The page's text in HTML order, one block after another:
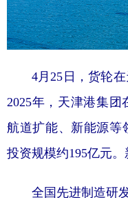
北京 天津
广东 广西
4月25日，货轮在
2025年，天津港集团
航道扩能、新能源等
投资规模约195亿元
全国先进制造研